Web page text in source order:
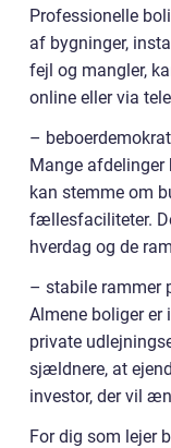
Professionelle
af bygninger,
fejl og mangler,
online eller via
–
Mange afdelinger
kan stemme om
fællesfaciliteter.
hverdag og de
– stabile rammer
Almene boliger er
private
sjældnere, at
investor, der vil
For dig som lejer